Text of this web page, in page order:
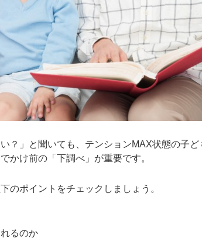
？」と聞いても、テンションMAX状態の子
かけ前の「下調べ」が重要です。
のポイントをチェックしましょう。
るのか